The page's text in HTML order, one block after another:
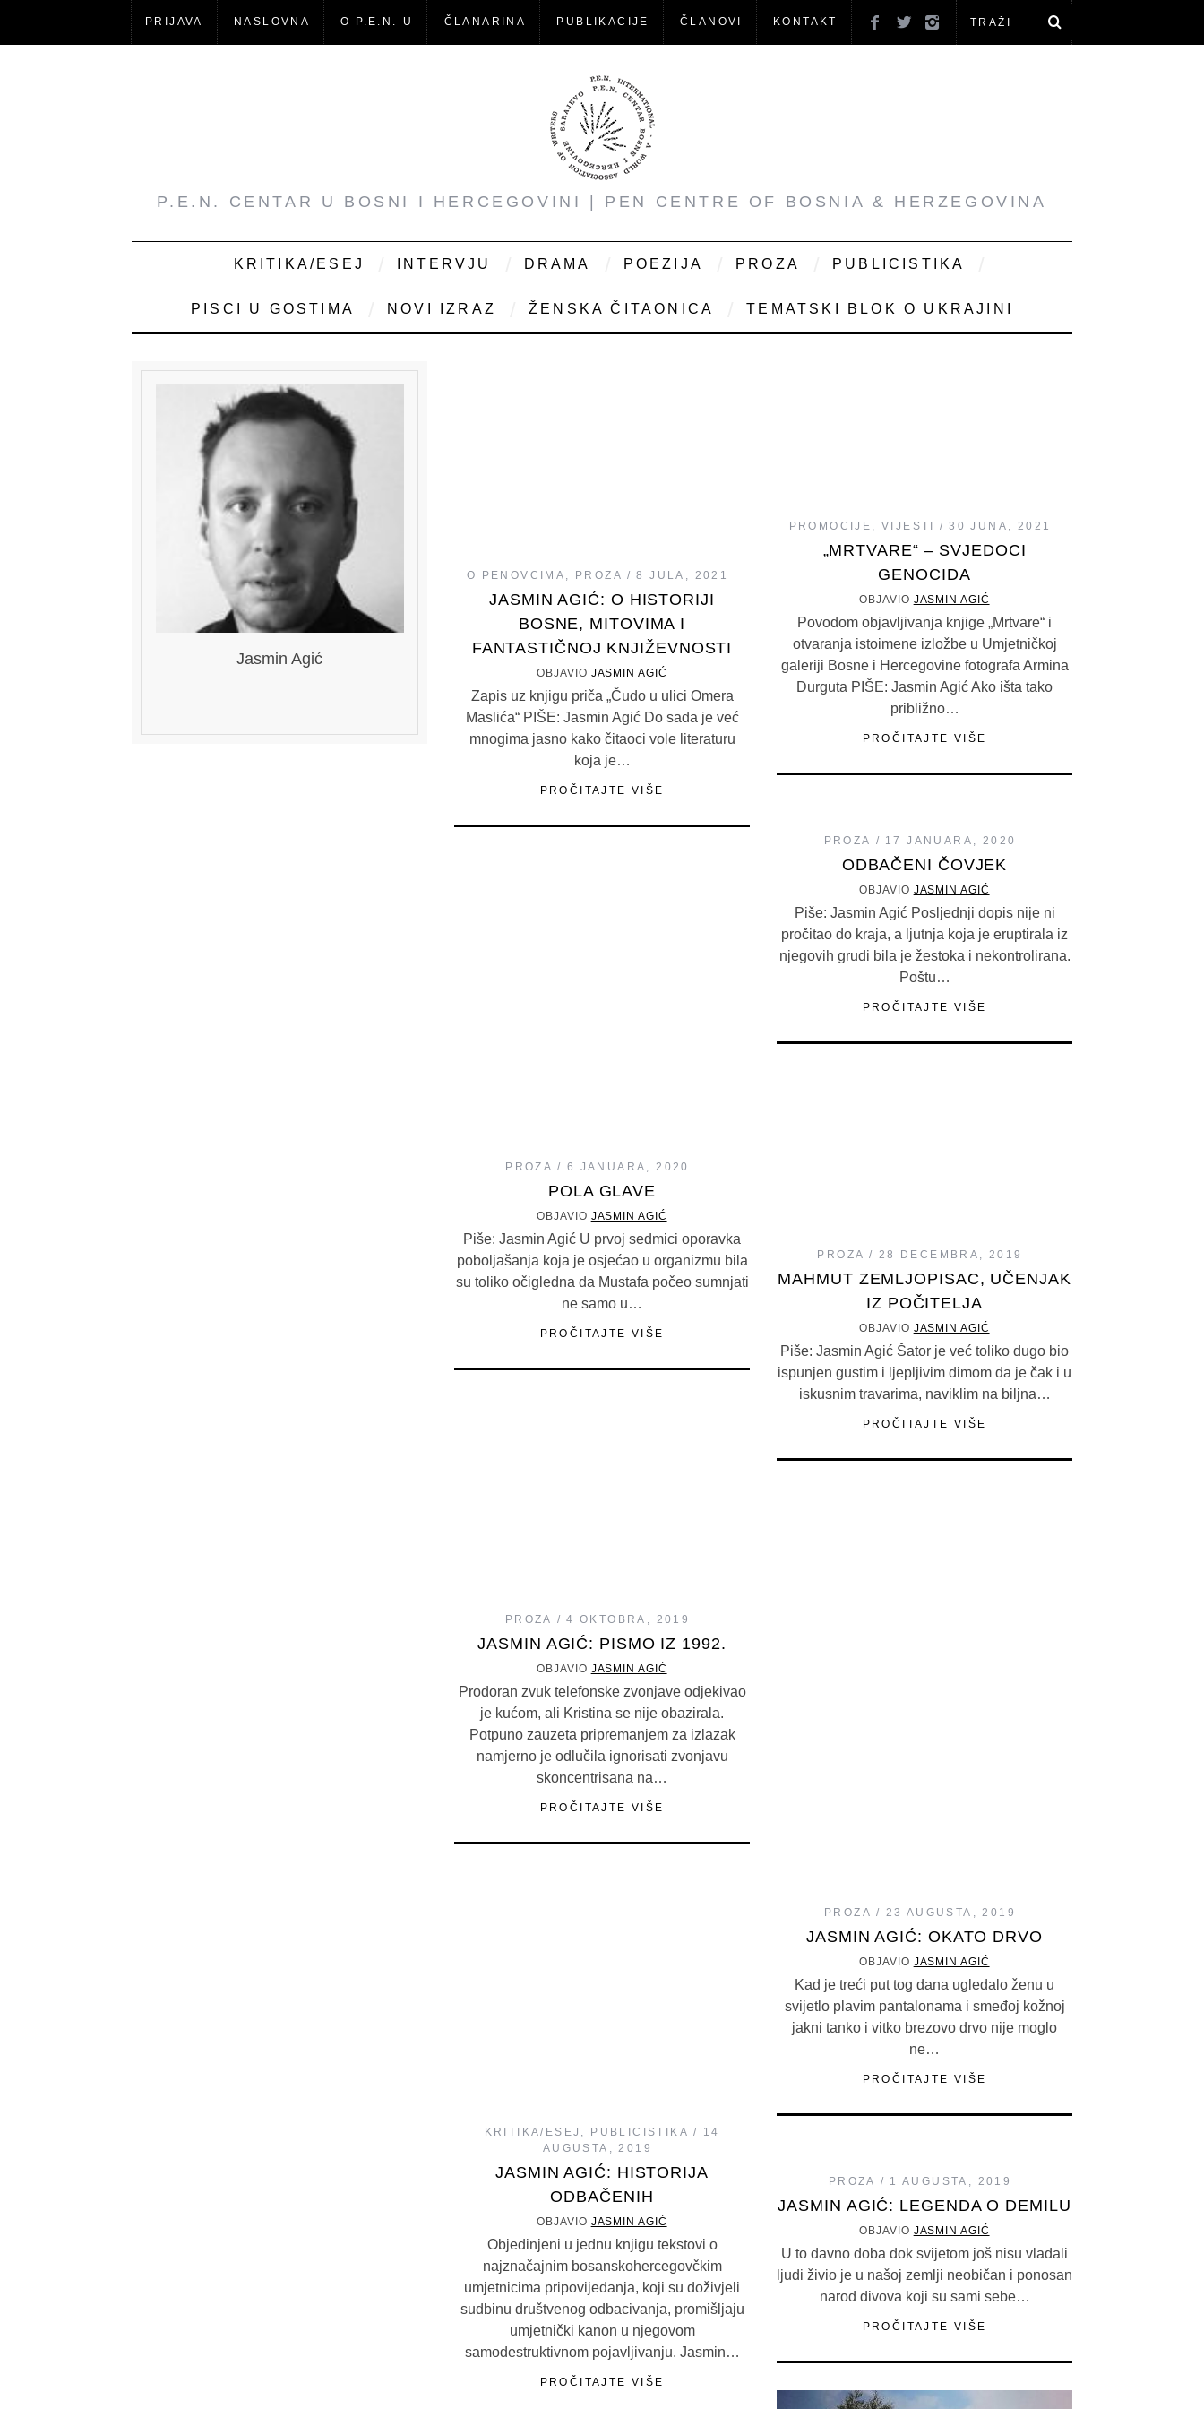
PRIJAVA NASLOVNA O P.E.N.-U ČLANARINA PUBLIKACIJE ČLANOVI KONTAKT
P.E.N. CENTAR U BOSNI I HERCEGOVINI | PEN CENTRE OF BOSNIA & HERZEGOVINA
KRITIKA/ESEJ INTERVJU DRAMA POEZIJA PROZA PUBLICISTIKA
PISCI U GOSTIMA NOVI IZRAZ ŽENSKA ČITAONICA TEMATSKI BLOK O UKRAJINI
Jasmin Agić
O PENOVCIMA , PROZA 8 JULA, 2021
JASMIN AGIĆ: O HISTORIJI
BOSNE, MITOVIMA I
FANTASTIČNOJ KNJIŽEVNOSTI
OBJAVIO JASMIN AGIĆ
Zapis uz knjigu priča „Čudo u ulici Omera
Maslića“ PIŠE: Jasmin Agić Do sada je već
mnogima jasno kako čitaoci vole literaturu
koja je…
PROČITAJTE VIŠE
PROMOCIJE , VIJESTI 30 JUNA, 2021
„MRTVARE“ – SVJEDOCI
GENOCIDA
OBJAVIO JASMIN AGIĆ
Povodom objavljivanja knjige „Mrtvare“ i
otvaranja istoimene izložbe u Umjetničkoj
galeriji Bosne i Hercegovine fotografa Armina
Durguta PIŠE: Jasmin Agić Ako išta tako
približno…
PROČITAJTE VIŠE
PROZA 17 JANUARA, 2020
ODBAČENI ČOVJEK
OBJAVIO JASMIN AGIĆ
Piše: Jasmin Agić Posljednji dopis nije ni
pročitao do kraja, a ljutnja koja je eruptirala iz
njegovih grudi bila je žestoka i nekontrolirana.
Poštu…
PROČITAJTE VIŠE
PROZA 6 JANUARA, 2020
POLA GLAVE
OBJAVIO JASMIN AGIĆ
Piše: Jasmin Agić U prvoj sedmici oporavka
poboljašanja koja je osjećao u organizmu bila
su toliko očigledna da Mustafa počeo sumnjati
ne samo u…
PROČITAJTE VIŠE
PROZA 28 DECEMBRA, 2019
MAHMUT ZEMLJOPISAC, UČENJAK
IZ POČITELJA
OBJAVIO JASMIN AGIĆ
Piše: Jasmin Agić Šator je već toliko dugo bio
ispunjen gustim i ljepljivim dimom da je čak i u
iskusnim travarima, naviklim na biljna…
PROČITAJTE VIŠE
PROZA 4 OKTOBRA, 2019
JASMIN AGIĆ: PISMO IZ 1992.
OBJAVIO JASMIN AGIĆ
Prodoran zvuk telefonske zvonjave odjekivao
je kućom, ali Kristina se nije obazirala.
Potpuno zauzeta pripremanjem za izlazak
namjerno je odlučila ignorisati zvonjavu
skoncentrisana na…
PROČITAJTE VIŠE
PROZA 23 AUGUSTA, 2019
JASMIN AGIĆ: OKATO DRVO
OBJAVIO JASMIN AGIĆ
Kad je treći put tog dana ugledalo ženu u
svijetlo plavim pantalonama i smeđoj kožnoj
jakni tanko i vitko brezovo drvo nije moglo
ne…
PROČITAJTE VIŠE
KRITIKA/ESEJ , PUBLICISTIKA
14
AUGUSTA, 2019
JASMIN AGIĆ: HISTORIJA
ODBAČENIH
OBJAVIO JASMIN AGIĆ
Objedinjeni u jednu knjigu tekstovi o
najznačajnim bosanskohercegovčkim
umjetnicima pripovijedanja, koji su doživjeli
sudbinu društvenog odbacivanja, promišljaju
umjetnički kanon u njegovom
samodestruktivnom pojavljivanju. Jasmin…
PROČITAJTE VIŠE
PROZA 1 AUGUSTA, 2019
JASMIN AGIĆ: LEGENDA O DEMILU
OBJAVIO JASMIN AGIĆ
U to davno doba dok svijetom još nisu vladali
ljudi živio je u našoj zemlji neobičan i ponosan
narod divova koji su sami sebe…
PROČITAJTE VIŠE